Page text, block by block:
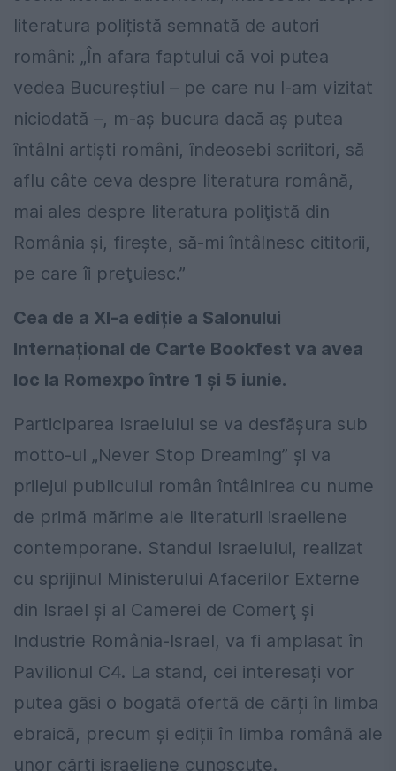
literatura polițistă semnată de autori
români: „În afara faptului că voi putea
vedea Bucureştiul – pe care nu l-am vizitat
niciodată –, m-aş bucura dacă aş putea
întâlni artişti români, îndeosebi scriitori, să
aflu câte ceva despre literatura română,
mai ales despre literatura poliţistă din
România şi, fireşte, să-mi întâlnesc cititorii,
pe care îi preţuiesc.”
Cea de a XI-a ediție a Salonului
Internațional de Carte Bookfest va avea
loc la Romexpo între 1 şi 5 iunie.
Participarea Israelului se va desfăşura sub
motto-ul „Never Stop Dreaming” şi va
prilejui publicului român întâlnirea cu nume
de primă mărime ale literaturii israeliene
contemporane. Standul Israelului, realizat
cu sprijinul Ministerului Afacerilor Externe
din Israel şi al Camerei de Comerţ şi
Industrie România-Israel, va fi amplasat în
Pavilionul C4. La stand, cei interesați vor
putea găsi o bogată ofertă de cărți în limba
ebraică, precum și ediții în limba română ale
unor cărți israeliene cunoscute.